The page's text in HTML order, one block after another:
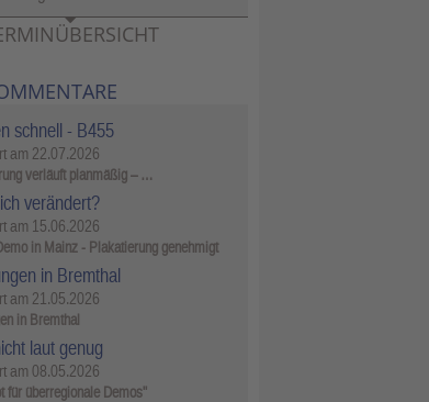
schnell - B455
am 22.07.2026
verläuft planmäßig – …
verändert?
am 15.06.2026
in Mainz - Plakatierung genehmigt
in Bremthal
am 21.05.2026
in Bremthal
laut genug
am 08.05.2026
für überregionale Demos"